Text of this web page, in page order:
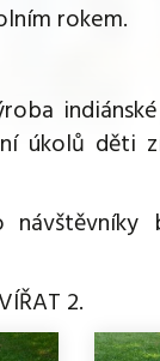
rokem.
úkolů děti
2.